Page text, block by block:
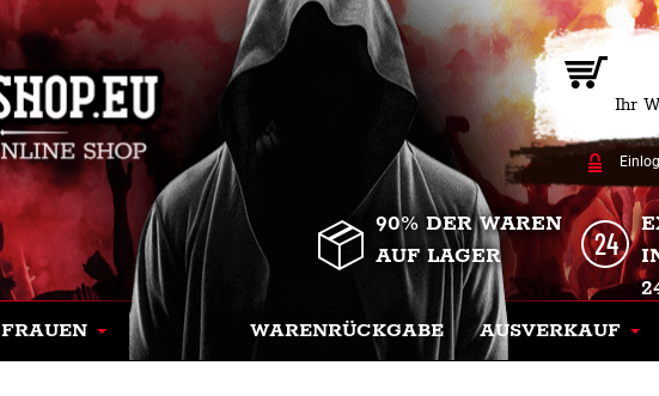
Ihr
90% DER WAREN
AUF LAGER
FRAUEN WARENRÜCKGABE AUSVERKAUF